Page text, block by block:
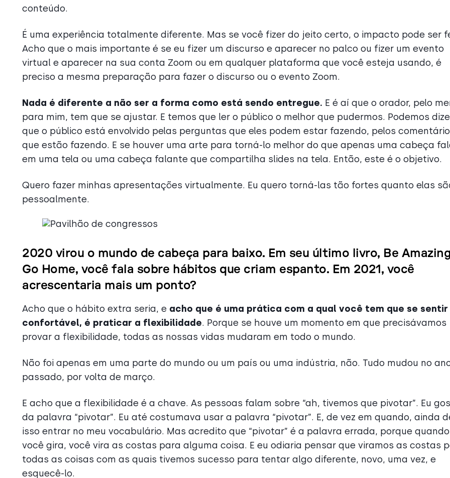
conteúdo.
É uma experiência totalmente diferente. Mas se você fizer do jeito certo, o impacto pode ser
Acho que o mais importante é se eu fizer um discurso e aparecer no palco ou fizer um evento
virtual e aparecer na sua conta Zoom ou em qualquer plataforma que você esteja usando, é
preciso a mesma preparação para fazer o discurso ou o evento Zoom.
Nada é diferente a não ser a forma como está sendo entregue. E é aí que o orador, pelo
para mim, tem que se ajustar. E temos que ler o público o melhor que pudermos. Podemos
que o público está envolvido pelas perguntas que eles podem estar fazendo, pelos
que estão fazendo. E se houver uma arte para torná-lo melhor do que apenas uma cabeça
em uma tela ou uma cabeça falante que compartilha slides na tela. Então, este é o objetivo.
Quero fazer minhas apresentações virtualmente. Eu quero torná-las tão fortes quanto elas
pessoalmente.
2020 virou o mundo de cabeça para baixo. Em seu último livro, Be
Go Home, você fala sobre hábitos que criam espanto. Em 2021, você
acrescentaria mais um ponto?
Acho que o hábito extra seria, e acho que é uma prática com a qual você tem que se sentir
confortável, é praticar a flexibilidade. Porque se houve um momento em que precisávamos
provar a flexibilidade, todas as nossas vidas mudaram em todo o mundo.
Não foi apenas em uma parte do mundo ou um país ou uma indústria, não. Tudo mudou no
passado, por volta de março.
E acho que a flexibilidade é a chave. As pessoas falam sobre “ah, tivemos que pivotar”. Eu
da palavra “pivotar”. Eu até costumava usar a palavra “pivotar”. E, de vez em quando, ainda
isso entrar no meu vocabulário. Mas acredito que “pivotar” é a palavra errada, porque quando
você gira, você vira as costas para alguma coisa. E eu odiaria pensar que viramos as costas
todas as coisas com as quais tivemos sucesso para tentar algo diferente, novo, uma vez, e
esquecê-lo.